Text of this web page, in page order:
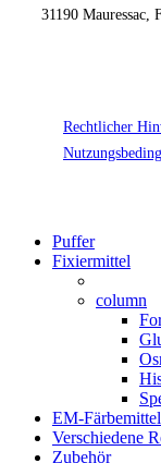
31190 Mauressac,
Rechtlicher
Close
Menu
Puffer
Fixiermittel
column
EM-Färbemittel
Verschiedene
Zubehör